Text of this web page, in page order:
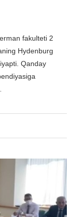
fakulteti 2
Hydenburg
Qanday